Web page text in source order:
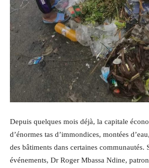
Depuis quelques mois déjà, la capitale
d’énormes tas d’immondices, montées
des bâtiments dans certaines communautés.
événements, Dr Roger Mbassa Ndine,